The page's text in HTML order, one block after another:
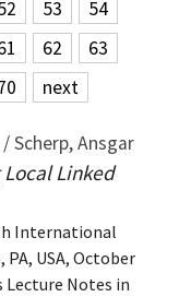
53
54
62
63
next
Scherp, Ansgar
Linked
International
USA, October
Lecture Notes in